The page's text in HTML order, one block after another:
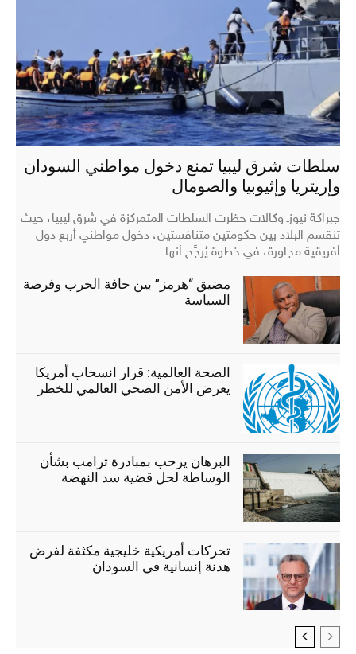
سلطات شرق ليبيا تمنع دخول مواطني السودان
وإريتريا وإثيوبيا والصومال
جبراكة نيوزـ وكالات حظرت السلطات المتمركزة في شرق ليبيا، حيث
تنقسم البلاد بين حكومتين متنافستين، دخول مواطني أربع دول
أفريقية مجاورة، في خطوة يُرجَّح أنها...
مضيق “هرمز” بين حافة الحرب وفرصة
السياسة
الصحة العالمية: قرار انسحاب أمريكا
يعرض الأمن الصحي العالمي للخطر
البرهان يرحب بمبادرة ترامب بشأن
الوساطة لحل قضية سد النهضة
تحركات أمريكية خليجية مكثفة لفرض
هدنة إنسانية في السودان